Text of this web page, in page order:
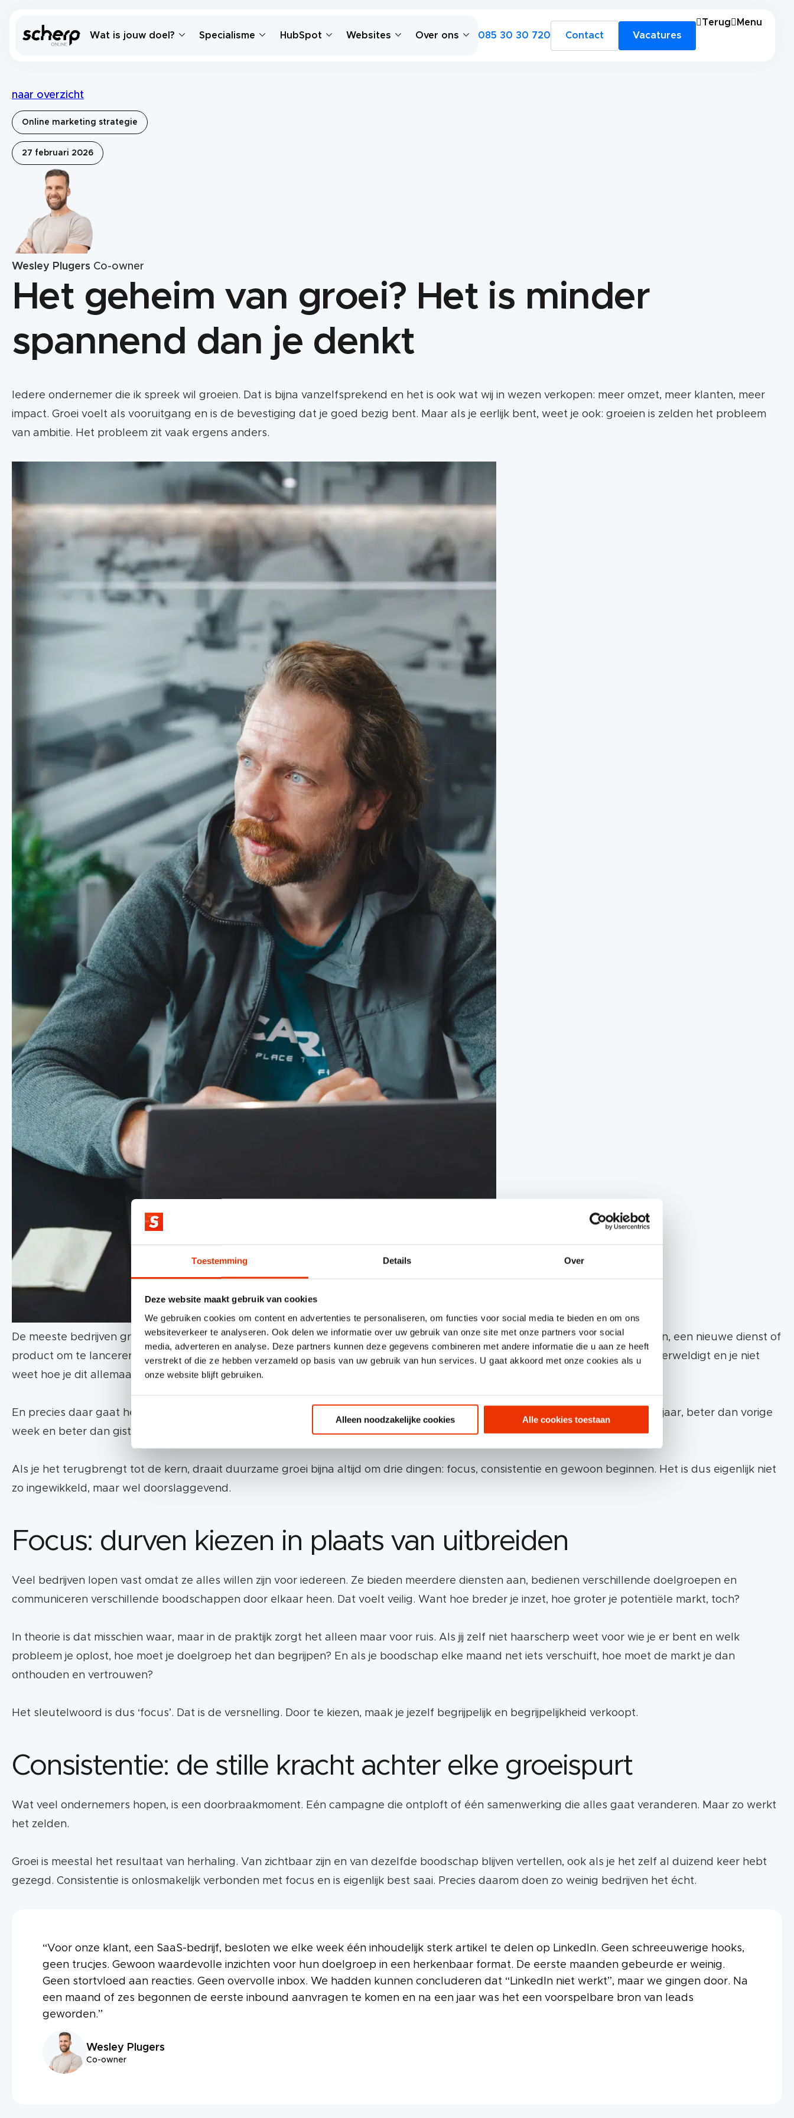
Toestemming Details Over
Deze website maakt gebruik van cookies
We gebruiken cookies om content en advertenties te personaliseren, om functies voor social media te bieden en om ons
websiteverkeer te analyseren. Ook delen we informatie over uw gebruik van onze site met onze partners voor social
media, adverteren en analyse. Deze partners kunnen deze gegevens combineren met andere informatie die u aan ze heeft
verstrekt of die ze hebben verzameld op basis van uw gebruik van hun services. U gaat akkoord met onze cookies als u
onze website blijft gebruiken.
Alleen noodzakelijke cookies Alle cookies toestaan
Wat is jouw doel? Specialisme HubSpot Websites Over ons 085 30 30 720 Contact Vacatures
Terug Menu
naar overzicht
Online marketing strategie
27 februari 2026
Wesley Plugers Co-owner
Het geheim van groei? Het is minder
spannend dan je denkt
Iedere ondernemer die ik spreek wil groeien. Dat is bijna vanzelfsprekend en het is ook wat wij in wezen verkopen: meer omzet, meer klanten, meer
impact. Groei voelt als vooruitgang en is de bevestiging dat je goed bezig bent. Maar als je eerlijk bent, weet je ook: groeien is zelden het probleem
van ambitie. Het probleem zit vaak ergens anders.
De meeste bedrijven groeien niet omdat ze te weinig ideeën hebben. Integendeel. Er is altijd wel een nieuw kanaal om te testen, een nieuwe dienst of
product om te lanceren of een nieuwe doelgroep om aan te boren. De markt zit vol kansen. Zoveel dat het je misschien wel overweldigt en je niet
weet hoe je dit allemaal aan moet vliegen om maar geen kansen te missen.
En precies daar gaat het mis, want groei ontstaat niet per se uit méér doen. Groei ontstaat uit het beter doen. Beter dan vorig jaar, beter dan vorige
week en beter dan gisteren. Kleine stappen vooruit is ook vooruitgang!
Als je het terugbrengt tot de kern, draait duurzame groei bijna altijd om drie dingen: focus, consistentie en gewoon beginnen. Het is dus eigenlijk niet
zo ingewikkeld, maar wel doorslaggevend.
Focus: durven kiezen in plaats van uitbreiden
Veel bedrijven lopen vast omdat ze alles willen zijn voor iedereen. Ze bieden meerdere diensten aan, bedienen verschillende doelgroepen en
communiceren verschillende boodschappen door elkaar heen. Dat voelt veilig. Want hoe breder je inzet, hoe groter je potentiële markt, toch?
In theorie is dat misschien waar, maar in de praktijk zorgt het alleen maar voor ruis. Als jij zelf niet haarscherp weet voor wie je er bent en welk
probleem je oplost, hoe moet je doelgroep het dan begrijpen? En als je boodschap elke maand net iets verschuift, hoe moet de markt je dan
onthouden en vertrouwen?
Het sleutelwoord is dus ‘focus’. Dat is de versnelling. Door te kiezen, maak je jezelf begrijpelijk en begrijpelijkheid verkoopt.
Consistentie: de stille kracht achter elke groeispurt
Wat veel ondernemers hopen, is een doorbraakmoment. Eén campagne die ontploft of één samenwerking die alles gaat veranderen. Maar zo werkt
het zelden.
Groei is meestal het resultaat van herhaling. Van zichtbaar zijn en van dezelfde boodschap blijven vertellen, ook als je het zelf al duizend keer hebt
gezegd. Consistentie is onlosmakelijk verbonden met focus en is eigenlijk best saai. Precies daarom doen zo weinig bedrijven het écht.
“Voor onze klant, een SaaS-bedrijf, besloten we elke week één inhoudelijk sterk artikel te delen op LinkedIn. Geen schreeuwerige hooks,
geen trucjes. Gewoon waardevolle inzichten voor hun doelgroep in een herkenbaar format. De eerste maanden gebeurde er weinig.
Geen stortvloed aan reacties. Geen overvolle inbox. We hadden kunnen concluderen dat “LinkedIn niet werkt”, maar we gingen door. Na
een maand of zes begonnen de eerste inbound aanvragen te komen en na een jaar was het een voorspelbare bron van leads
geworden.”
Wesley Plugers
Co-owner